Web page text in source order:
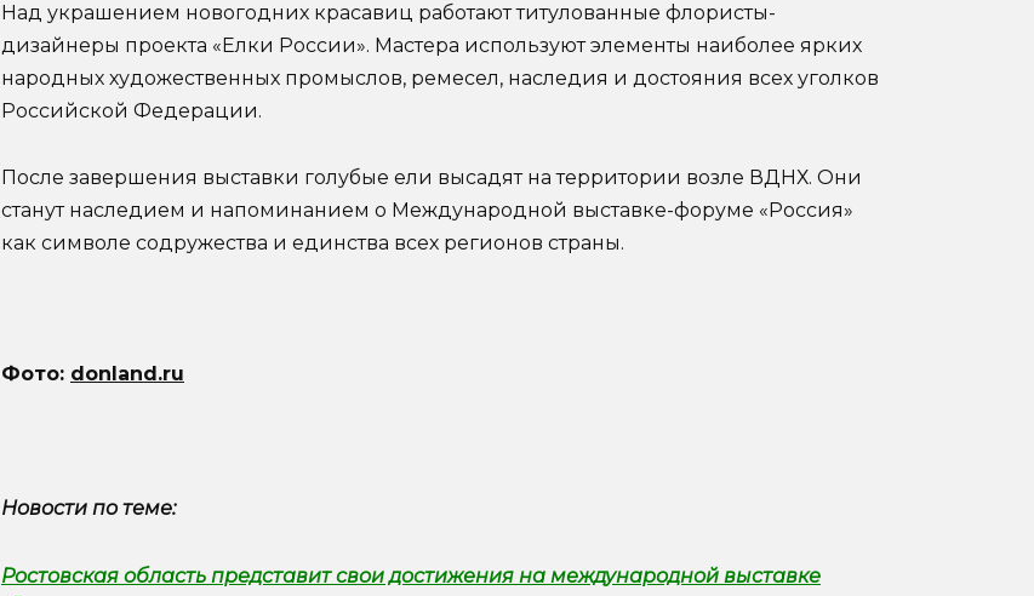
Над украшением новогодних красавиц работают титулованные флористы-
дизайнеры проекта «Елки России». Мастера используют элементы наиболее ярких
народных художественных промыслов, ремесел, наследия и достояния всех уголков
Российской Федерации.
После завершения выставки голубые ели высадят на территории возле ВДНХ. Они
станут наследием и напоминанием о Международной выставке-форуме «Россия»
как символе содружества и единства всех регионов страны.
Фото: donland.ru
Новости по теме:
Ростовская область представит свои достижения на международной выставке